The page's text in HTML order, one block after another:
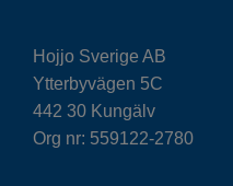
Hojjo Sverige AB
Ytterbyvägen 5C
442 30 Kungälv
Org nr: 559122-2780